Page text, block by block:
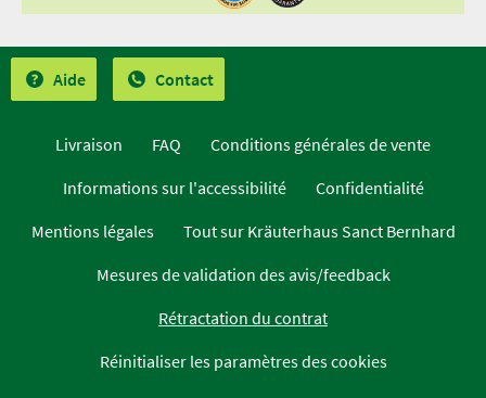
Aide Contact
Livraison FAQ
Conditions générales de vente
Informations sur l'accessibilité
Confidentialité
Mentions légales
Tout sur Kräuterhaus Sanct Bernhard
Mesures de validation des avis/feedback
Rétractation du contrat
Réinitialiser les paramètres des cookies